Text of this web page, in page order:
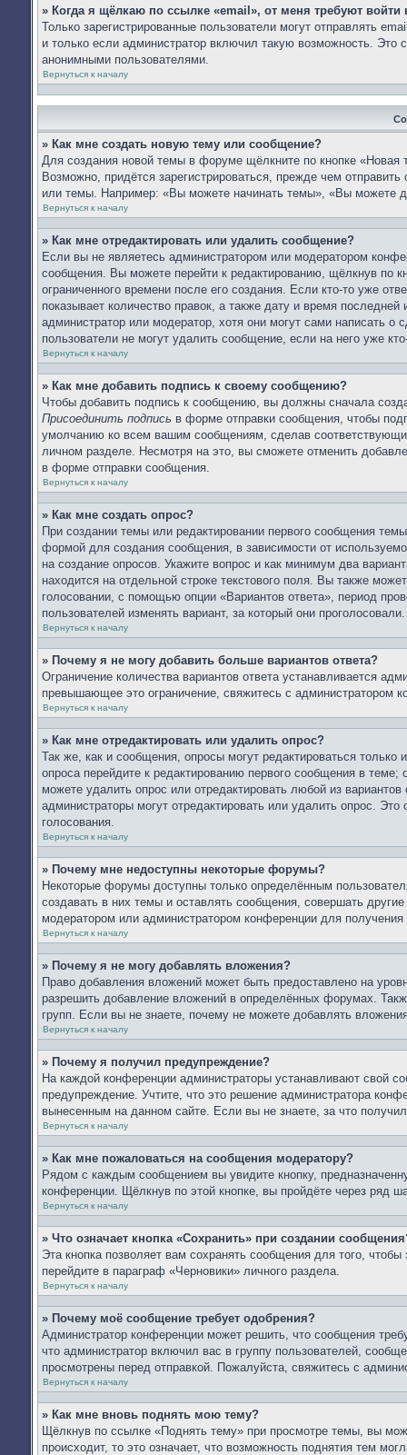
» Когда я щёлкаю по ссылке «email», от меня требуют
Только зарегистрированные пользователи могут отправлять
и только если администратор включил такую возможность. Это
анонимными пользователями.
Вернуться к началу
» Как мне создать новую тему или сообщение?
Для создания новой темы в форуме щёлкните по кнопке
Возможно, придётся зарегистрироваться, прежде чем
или темы. Например: «Вы можете начинать темы», «Вы можете
Вернуться к началу
» Как мне отредактировать или удалить сообщение?
Если вы не являетесь администратором или модератором
сообщения. Вы можете перейти к редактированию, щёлкнув по
ограниченного времени после его создания. Если кто-то уже
показывает количество правок, а также дату и время
администратор или модератор, хотя они могут сами написать
пользователи не могут удалить сообщение, если на него уже
Вернуться к началу
» Как мне добавить подпись к своему сообщению?
Чтобы добавить подпись к сообщению, вы должны сначала
Присоединить подпись в форме отправки сообщения, чтобы
умолчанию ко всем вашим сообщениям, сделав
личном разделе. Несмотря на это, вы сможете отменить
в форме отправки сообщения.
Вернуться к началу
» Как мне создать опрос?
При создании темы или редактировании первого сообщения
формой для создания сообщения, в зависимости от
на создание опросов. Укажите вопрос и как минимум два
находится на отдельной строке текстового поля. Вы также
голосовании, с помощью опции «Вариантов ответа», период
пользователей изменять вариант, за который они проголосовали.
Вернуться к началу
» Почему я не могу добавить больше вариантов ответа?
Ограничение количества вариантов ответа устанавливается
превышающее это ограничение, свяжитесь с администратором
Вернуться к началу
» Как мне отредактировать или удалить опрос?
Так же, как и сообщения, опросы могут редактироваться
опроса перейдите к редактированию первого сообщения в
можете удалить опрос или отредактировать любой из
администраторы могут отредактировать или удалить опрос.
голосования.
Вернуться к началу
» Почему мне недоступны некоторые форумы?
Некоторые форумы доступны только определённым
создавать в них темы и оставлять сообщения, совершать
модератором или администратором конференции для получения
Вернуться к началу
» Почему я не могу добавлять вложения?
Право добавления вложений может быть предоставлено на
разрешить добавление вложений в определённых форумах.
групп. Если вы не знаете, почему не можете добавлять
Вернуться к началу
» Почему я получил предупреждение?
На каждой конференции администраторы устанавливают свой
предупреждение. Учтите, что это решение администратора
вынесенным на данном сайте. Если вы не знаете, за что
Вернуться к началу
» Как мне пожаловаться на сообщения модератору?
Рядом с каждым сообщением вы увидите кнопку,
конференции. Щёлкнув по этой кнопке, вы пройдёте через ряд
Вернуться к началу
» Что означает кнопка «Сохранить» при создании
Эта кнопка позволяет вам сохранять сообщения для того,
перейдите в параграф «Черновики» личного раздела.
Вернуться к началу
» Почему моё сообщение требует одобрения?
Администратор конференции может решить, что сообщения
что администратор включил вас в группу пользователей,
просмотрены перед отправкой. Пожалуйста, свяжитесь с
Вернуться к началу
» Как мне вновь поднять мою тему?
Щёлкнув по ссылке «Поднять тему» при просмотре темы, вы
происходит, то это означает, что возможность поднятия тем